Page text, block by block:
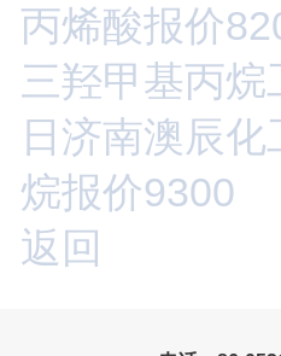
丙烯酸报价
三羟甲基丙
日济南澳辰
烷报价9300
返回